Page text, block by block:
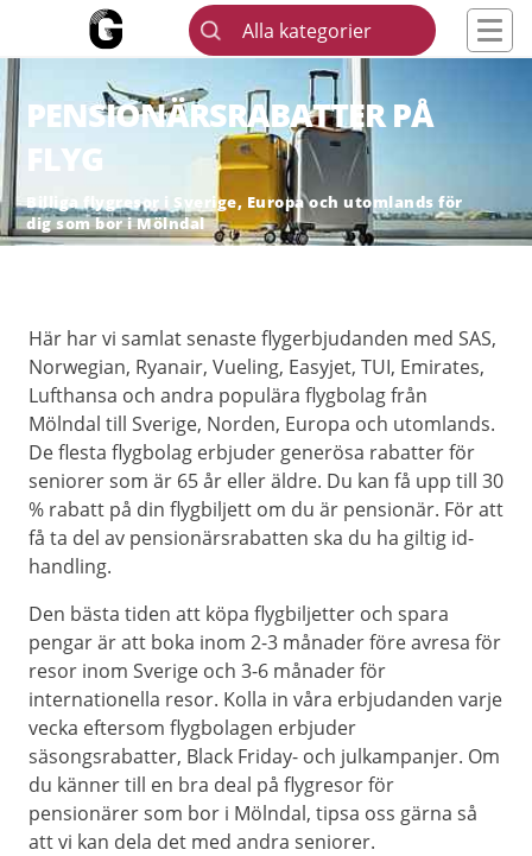
Alla kategorier
PENSIONÄRSRABATTER PÅ
FLYG
Billiga flygresor i Sverige, Europa och utomlands för
dig som bor i Mölndal
Här har vi samlat senaste flygerbjudanden med SAS,
Norwegian, Ryanair, Vueling, Easyjet, TUI, Emirates,
Lufthansa och andra populära flygbolag från
Mölndal till Sverige, Norden, Europa och utomlands.
De flesta flygbolag erbjuder generösa rabatter för
seniorer som är 65 år eller äldre. Du kan få upp till 30
% rabatt på din flygbiljett om du är pensionär. För att
få ta del av pensionärsrabatten ska du ha giltig id-
handling.
Den bästa tiden att köpa flygbiljetter och spara
pengar är att boka inom 2-3 månader före avresa för
resor inom Sverige och 3-6 månader för
internationella resor. Kolla in våra erbjudanden varje
vecka eftersom flygbolagen erbjuder
säsongsrabatter, Black Friday- och julkampanjer. Om
du känner till en bra deal på flygresor för
pensionärer som bor i Mölndal, tipsa oss gärna så
att vi kan dela det med andra seniorer.